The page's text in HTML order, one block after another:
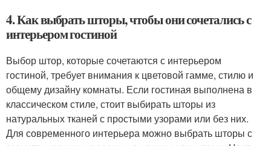
4. Как выбрать шторы, чтобы они сочетались с
интерьером гостиной
Выбор штор, которые сочетаются с интерьером
гостиной, требует внимания к цветовой гамме, стилю и
общему дизайну комнаты. Если гостиная выполнена в
классическом стиле, стоит выбирать шторы из
натуральных тканей с простыми узорами или без них.
Для современного интерьера можно выбрать шторы с